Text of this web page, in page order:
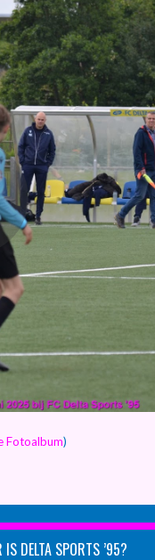
Fotoalbum)
IS DELTA SPORTS ’95?